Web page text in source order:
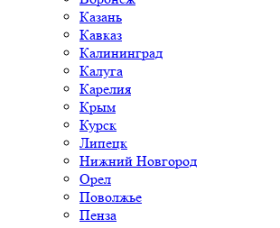
Казань
Кавказ
Калининград
Калуга
Карелия
Крым
Курск
Липецк
Нижний Новгород
Орел
Поволжье
Пенза